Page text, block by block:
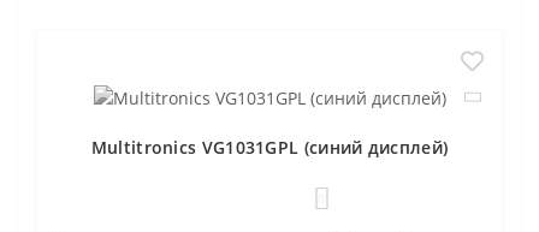
Multitronics VG1031GPL (синий дисплей)